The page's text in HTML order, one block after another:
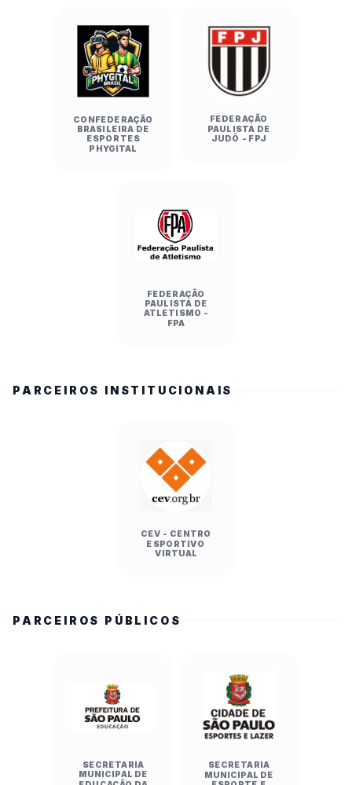
CONFEDERAÇÃO
BRASILEIRA DE
ESPORTES
PHYGITAL
FEDERAÇÃO
PAULISTA DE
JUDÔ - FPJ
FEDERAÇÃO
PAULISTA DE
ATLETISMO -
FPA
PARCEIROS INSTITUCIONAIS
CEV - CENTRO
ESPORTIVO
VIRTUAL
PARCEIROS PÚBLICOS
SECRETARIA
MUNICIPAL DE
SECRETARIA
MUNICIPAL DE